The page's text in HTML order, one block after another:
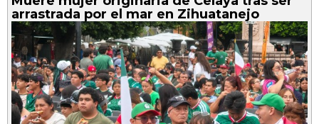
arrastrada por el mar en Zihuatanejo